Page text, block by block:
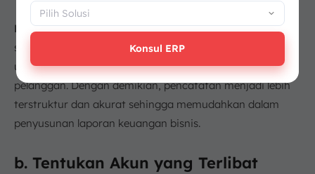
Pastikan Anda memiliki bukti transaksi yang jelas,
seperti faktur atau
kwitansi, yang menunjukkan jumlah
uang yang diterima atau yang harus dibayar oleh
pelanggan. Dengan demikian, pencatatan menjadi lebih
terstruktur dan akurat sehingga memudahkan dalam
penyusunan laporan keuangan bisnis.
b. Tentukan Akun yang Terlibat
Konsul ERP